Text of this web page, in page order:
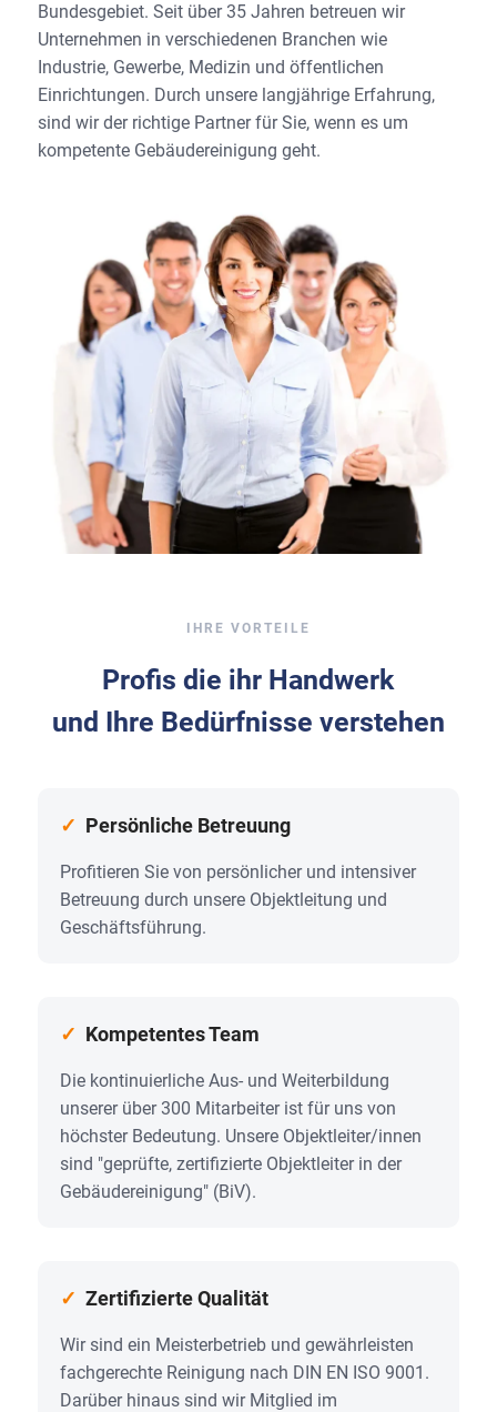
Bundesgebiet. Seit über 35 Jahren betreuen wir
Unter­nehmen in verschiedenen Branchen wie
Industrie, Gewerbe, Medizin und öffentlichen
Einrichtungen. Durch unsere langjährige Erfahrung,
sind wir der richtige Partner für Sie, wenn es um
kompetente Gebäudereinigung geht.
IHRE VORTEILE
Profis die ihr Handwerk
und Ihre Bedürfnisse verstehen
✓ Per­sön­li­che Betreu­ung
Pro­fi­tie­ren Sie von per­sön­li­cher und inten­si­ver
Betreu­ung durch unse­re Objekt­lei­tung und
Geschäfts­füh­rung.
✓ Kom­pe­ten­tes Team
Die kontinuierliche Aus- und Weiter­bildung
unserer über 300 Mitarbeiter ist für uns von
höchster Bedeutung. Unsere Objektleiter/innen
sind "geprüfte, zertifizierte Objektleiter in der
Gebäude­reinigung" (BiV).
✓ Zer­ti­fi­zier­te Qua­li­tät
Wir sind ein Meisterbetrieb und gewährleisten
fachgerechte Reinigung nach DIN EN ISO 9001.
Darüber hinaus sind wir Mitglied im